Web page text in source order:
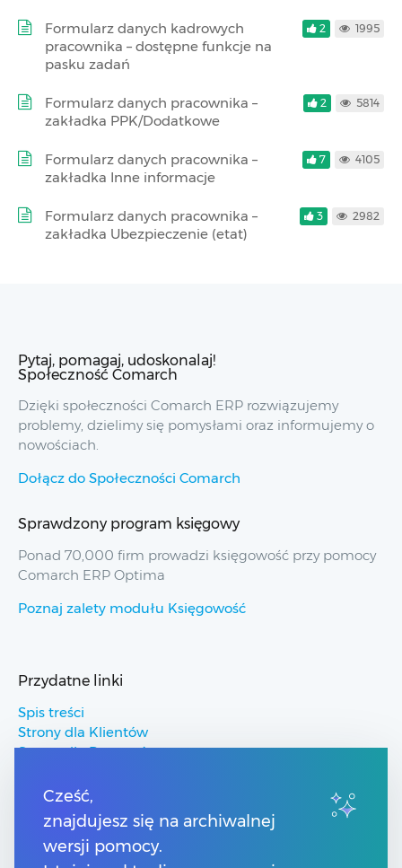
Formularz danych kadrowych
pracownika – dostępne funkcje na
pasku zadań
2 1995
Formularz danych pracownika –
zakładka PPK/Dodatkowe
2 5814
Formularz danych pracownika –
zakładka Inne informacje
7 4105
Formularz danych pracownika –
zakładka Ubezpieczenie (etat)
3 2982
Pytaj, pomagaj, udoskonalaj!
Społeczność Comarch
Dzięki społeczności Comarch ERP rozwiązujemy
problemy, dzielimy się pomysłami oraz informujemy o
nowościach.
Dołącz do Społeczności Comarch
Sprawdzony program księgowy
Ponad 70,000 firm prowadzi księgowość przy pomocy
Comarch ERP Optima
Poznaj zalety modułu Księgowość
Przydatne linki
Spis treści
Strony dla Klientów
Strony dla Partnerów
Pomoc Comarch Betterfly
Pomoc Comarch e-Sklep
Pomoc Comarch HRM
Cześć,
znajdujesz się na archiwalnej
wersji pomocy.